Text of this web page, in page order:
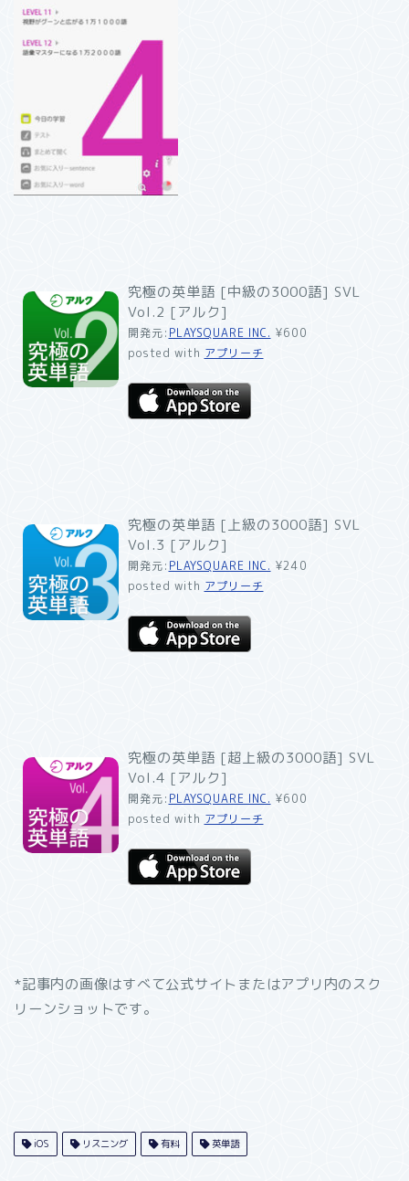
究極の英単語 [中級の3000語] SVL
Vol.2 [アルク]
開発元: PLAYSQUARE INC. ¥600
posted with アプリーチ
究極の英単語 [上級の3000語] SVL
Vol.3 [アルク]
開発元: PLAYSQUARE INC. ¥240
posted with アプリーチ
究極の英単語 [超上級の3000語] SVL
Vol.4 [アルク]
開発元: PLAYSQUARE INC. ¥600
posted with アプリーチ
*記事内の画像はすべて公式サイトまたはアプリ内のスク
リーンショットです。
iOS リスニング 有料 英単語